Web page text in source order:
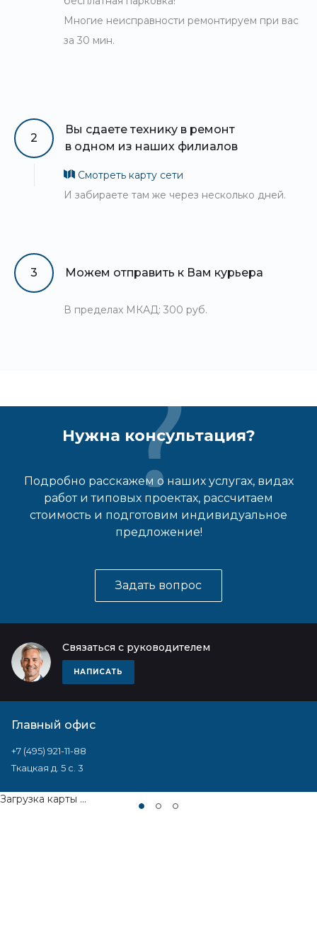
Многие неисправности ремонтируем при вас
за 30 мин.
2
Вы сдаете технику в ремонт
в одном из наших филиалов
Смотреть карту сети
И забираете там же через несколько дней.
3 Можем отправить к Вам курьера
В пределах МКАД: 300 руб.
Нужна консультация?
Подробно расскажем о наших услугах, видах
работ и типовых проектах, рассчитаем
стоимость и подготовим индивидуальное
предложение!
Задать вопрос
Связаться с руководителем
НАПИСАТЬ
Главный офис
+7 (495) 921-11-88
Ткацкая д. 5 с. 3
Загрузка карты ...